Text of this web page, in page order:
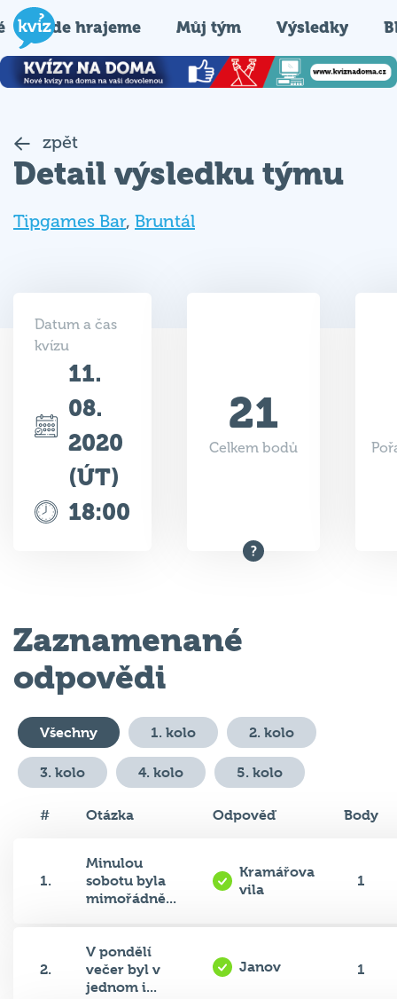
Kde hrajeme Můj tým Výsledky
zpět
Detail výsledku týmu
Tipgames Bar, Bruntál
Datum a čas
kvízu
11.
08.
2020
(ÚT)
18:00
21
Celkem bodů
Zaznamenané
odpovědi
Všechny 1. kolo 2. kolo
3. kolo 4. kolo 5. kolo
# Otázka Odpověď Body
1.
Minulou
sobotu byla
mimořádně...
Kramářova
vila
1
2.
V pondělí
večer byl v
jednom i...
Janov 1